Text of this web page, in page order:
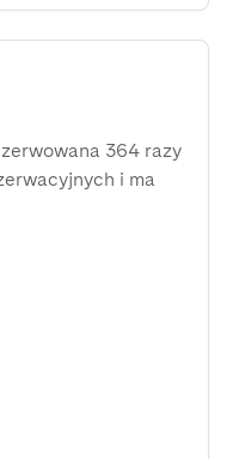
364 razy
i ma